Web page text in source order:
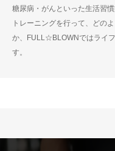
糖尿病・がんといった生活習
トレーニングを行って、どの
か、FULL☆BLOWNではライ
す。